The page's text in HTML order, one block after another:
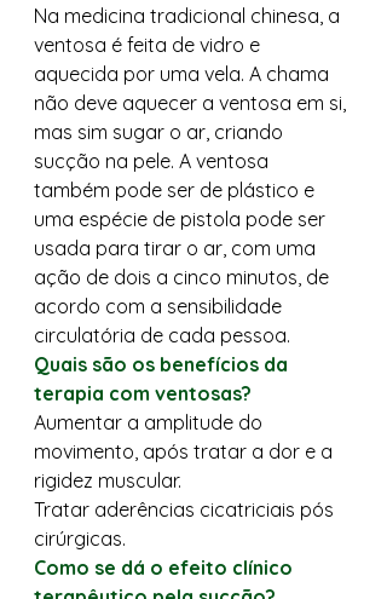
Na medicina tradicional chinesa, a
ventosa é feita de vidro e
aquecida por uma vela. A chama
não deve aquecer a ventosa em si,
mas sim sugar o ar, criando
sucção na pele. A ventosa
também pode ser de plástico e
uma espécie de pistola pode ser
usada para tirar o ar, com uma
ação de dois a cinco minutos, de
acordo com a sensibilidade
circulatória de cada pessoa.
Quais são os benefícios da
terapia com ventosas?
Aumentar a amplitude do
movimento, após tratar a dor e a
rigidez muscular.
Tratar aderências cicatriciais pós
cirúrgicas.
Como se dá o efeito clínico